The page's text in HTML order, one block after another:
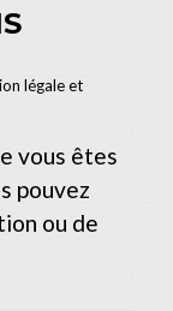
légale et
vous êtes
pouvez
ou de